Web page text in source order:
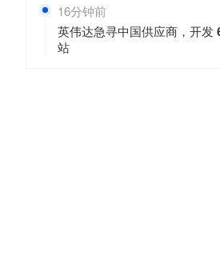
16分钟前
英伟达急寻中国供应商，开发
站